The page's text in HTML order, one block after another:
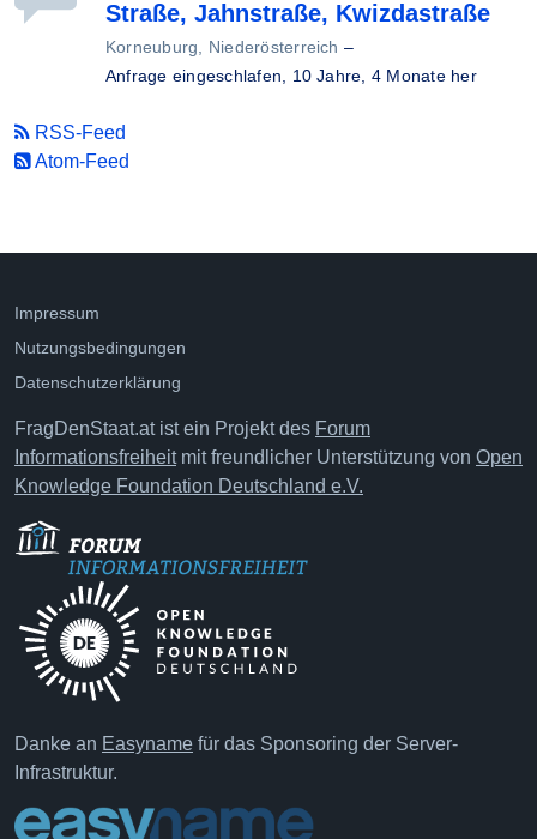
Straße, Jahnstraße, Kwizdastraße
Korneuburg, Niederösterreich –
Anfrage eingeschlafen, 10 Jahre, 4 Monate her
RSS-Feed
Atom-Feed
Impressum
Nutzungsbedingungen
Datenschutzerklärung
FragDenStaat.at ist ein Projekt des Forum
Informationsfreiheitmit freundlicher Unterstützung von Open
Knowledge Foundation Deutschland e.V.
Danke an Easyname für das Sponsoring der Server-
Infrastruktur.